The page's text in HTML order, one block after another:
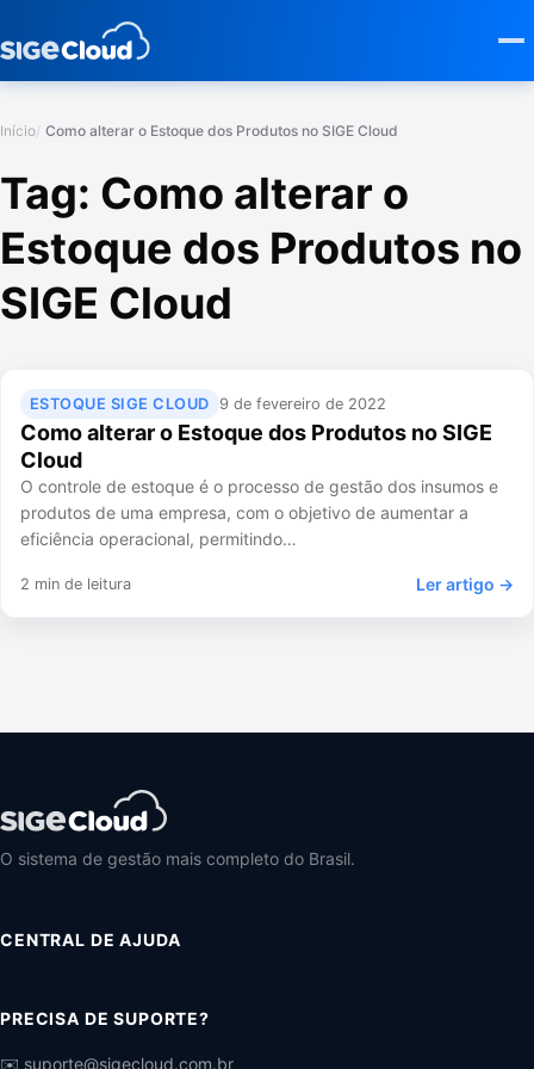
Início Como alterar o Estoque dos Produtos no SIGE Cloud
Tag: Como alterar o
Estoque dos Produtos no
SIGE Cloud
ESTOQUE SIGE CLOUD 9 de fevereiro de 2022
Como alterar o Estoque dos Produtos no SIGE
Cloud
O controle de estoque é o processo de gestão dos insumos e
produtos de uma empresa, com o objetivo de aumentar a
eficiência operacional, permitindo…
2 min de leitura Ler artigo →
O sistema de gestão mais completo do Brasil.
CENTRAL DE AJUDA
PRECISA DE SUPORTE?
✉️ suporte@sigecloud.com.br